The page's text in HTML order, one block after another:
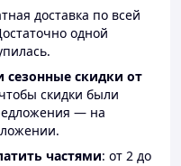
доставка по всей
одной
сезонные скидки от
скидки были
— на
частями: от 2 до